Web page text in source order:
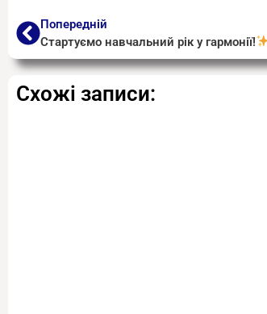
Попередній
Стартуємо навчальний рік у гармонії!
Схожі записи: